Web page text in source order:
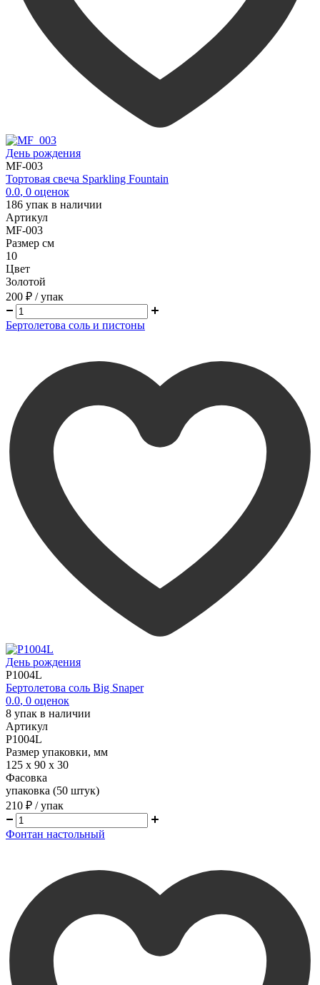
День рождения
MF-003
Тортовая свеча Sparkling Fountain
0.0, 0 оценок
186 упак в наличии
Артикул
MF-003
Размер см
10
Цвет
Золотой
200 ₽ / упак
Бертолетова соль и пистоны
День рождения
P1004L
Бертолетова соль Big Snaper
0.0, 0 оценок
8 упак в наличии
Артикул
P1004L
Размер упаковки, мм
125 х 90 х 30
Фасовка
упаковка (50 штук)
210 ₽ / упак
Фонтан настольный